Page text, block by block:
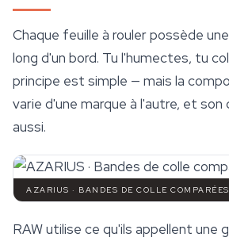
Chaque feuille à rouler possède
long d'un bord. Tu l'humectes, tu
principe est simple — mais la
varie d'une marque à l'autre, et
aussi.
AZARIUS · BANDES DE COLLE COMPARÉES
RAW utilise ce qu'ils appellent une